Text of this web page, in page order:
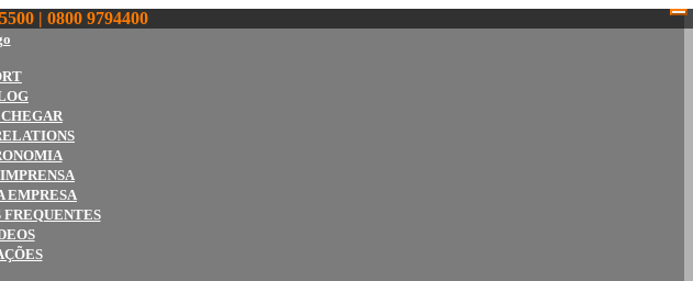
| 0800 9794400
EMPRESA
FREQUENTES